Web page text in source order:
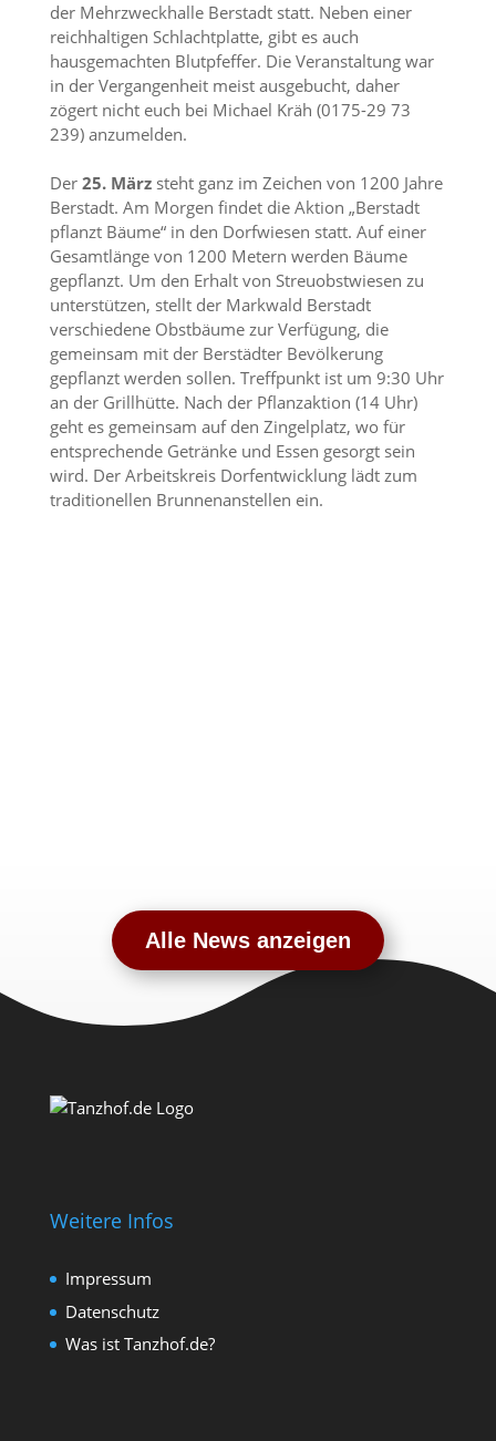
der Mehrzweckhalle Berstadt statt. Neben einer
reichhaltigen Schlachtplatte, gibt es auch
hausgemachten Blutpfeffer. Die Veranstaltung war
in der Vergangenheit meist ausgebucht, daher
zögert nicht euch bei Michael Kräh (0175-29 73
239) anzumelden.
Der 25. Märzsteht ganz im Zeichen von 1200 Jahre
Berstadt. Am Morgen findet die Aktion „Berstadt
pflanzt Bäume“ in den Dorfwiesen statt. Auf einer
Gesamtlänge von 1200 Metern werden Bäume
gepflanzt. Um den Erhalt von Streuobstwiesen zu
unterstützen, stellt der Markwald Berstadt
verschiedene Obstbäume zur Verfügung, die
gemeinsam mit der Berstädter Bevölkerung
gepflanzt werden sollen. Treffpunkt ist um 9:30 Uhr
an der Grillhütte. Nach der Pflanzaktion (14 Uhr)
geht es gemeinsam auf den Zingelplatz, wo für
entsprechende Getränke und Essen gesorgt sein
wird. Der Arbeitskreis Dorfentwicklung lädt zum
traditionellen Brunnenanstellen ein.
Alle News anzeigen
Weitere Infos
Impressum
Datenschutz
Was ist Tanzhof.de?